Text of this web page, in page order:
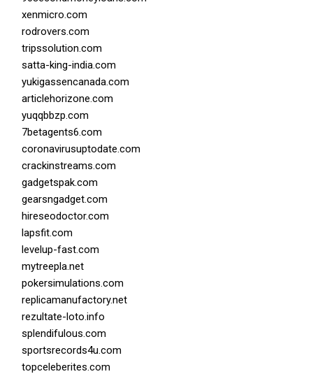
xenmicro.com
rodrovers.com
tripssolution.com
satta-king-india.com
yukigassencanada.com
articlehorizone.com
yuqqbbzp.com
7betagents6.com
coronavirusuptodate.com
crackinstreams.com
gadgetspak.com
gearsngadget.com
hireseodoctor.com
lapsfit.com
levelup-fast.com
mytreepla.net
pokersimulations.com
replicamanufactory.net
rezultate-loto.info
splendifulous.com
sportsrecords4u.com
topceleberites.com